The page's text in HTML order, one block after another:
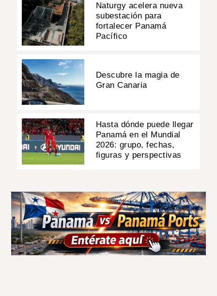
Naturgy acelera nueva
subestación para
fortalecer Panamá
Pacífico
Descubre la magia de
Gran Canaria
Hasta dónde puede llegar
Panamá en el Mundial
2026: grupo, fechas,
figuras y perspectivas